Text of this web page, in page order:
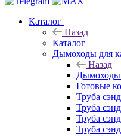
Каталог
Назад
Каталог
Дымоходы для
Назад
Дымоходы
Готовые
Труба
Труба
Труба
Труба